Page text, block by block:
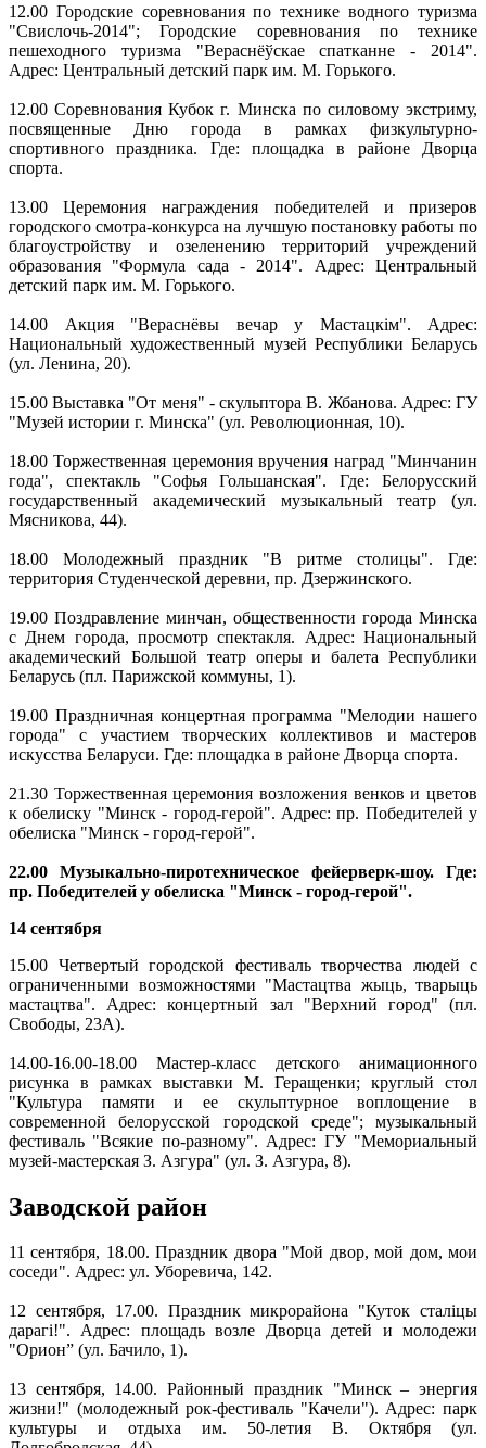
12.00 Городские соревнования по технике водного туризма
"Свислочь-2014"; Городские соревнования по технике
пешеходного туризма "Вераснёўскае спатканне - 2014".
Адрес: Центральный детский парк им. М. Горького.
12.00 Соревнования Кубок г. Минска по силовому экстриму,
посвященные Дню города в рамках физкультурно-
спортивного праздника. Где: площадка в районе Дворца
спорта.
13.00 Церемония награждения победителей и призеров
городского смотра-конкурса на лучшую постановку работы по
благоустройству и озеленению территорий учреждений
образования "Формула сада - 2014". Адрес: Центральный
детский парк им. М. Горького.
14.00 Акция "Вераснёвы вечар у Мастацкім". Адрес:
Национальный художественный музей Республики Беларусь
(ул. Ленина, 20).
15.00 Выставка "От меня" - скульптора В. Жбанова. Адрес: ГУ
"Музей истории г. Минска" (ул. Революционная, 10).
18.00 Торжественная церемония вручения наград "Минчанин
года", спектакль "Софья Гольшанская". Где: Белорусский
государственный академический музыкальный театр (ул.
Мясникова, 44).
18.00 Молодежный праздник "В ритме столицы". Где:
территория Студенческой деревни, пр. Дзержинского.
19.00 Поздравление минчан, общественности города Минска
с Днем города, просмотр спектакля. Адрес: Национальный
академический Большой театр оперы и балета Республики
Беларусь (пл. Парижской коммуны, 1).
19.00 Праздничная концертная программа "Мелодии нашего
города" с участием творческих коллективов и мастеров
искусства Беларуси. Где: площадка в районе Дворца спорта.
21.30 Торжественная церемония возложения венков и цветов
к обелиску "Минск - город-герой". Адрес: пр. Победителей у
обелиска "Минск - город-герой".
22.00 Музыкально-пиротехническое фейерверк-шоу. Где:
пр. Победителей у обелиска "Минск - город-герой".
14 сентября
15.00 Четвертый городской фестиваль творчества людей с
ограниченными возможностями "Мастацтва жыць, тварыць
мастацтва". Адрес: концертный зал "Верхний город" (пл.
Свободы, 23А).
14.00-16.00-18.00 Мастер-класс детского анимационного
рисунка в рамках выставки М. Геращенки; круглый стол
"Культура памяти и ее скульптурное воплощение в
современной белорусской городской среде"; музыкальный
фестиваль "Всякие по-разному". Адрес: ГУ "Мемориальный
музей-мастерская З. Азгура" (ул. З. Азгура, 8).
Заводской район
11 сентября, 18.00. Праздник двора "Мой двор, мой дом, мои
соседи". Адрес: ул. Уборевича, 142.
12 сентября, 17.00. Праздник микрорайона "Куток сталіцы
дарагі!". Адрес: площадь возле Дворца детей и молодежи
"Орион” (ул. Бачило, 1).
13 сентября, 14.00. Районный праздник "Минск – энергия
жизни!" (молодежный рок-фестиваль "Качели"). Адрес: парк
культуры и отдыха им. 50-летия В. Октября (ул.